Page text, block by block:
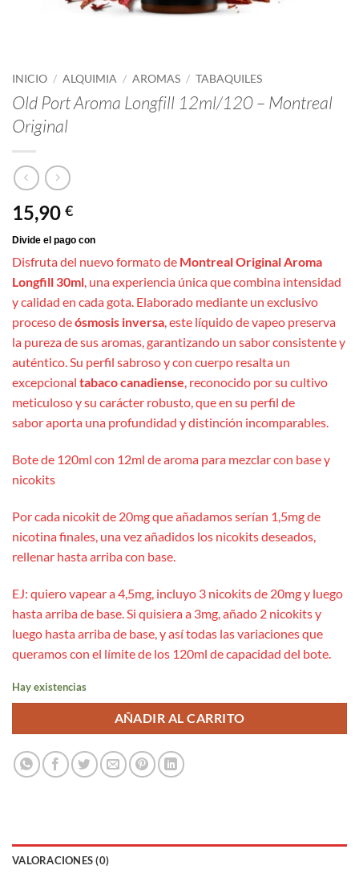
INICIO / ALQUIMIA / AROMAS / TABAQUILES
Old Port Aroma Longfill 12ml/120 – Montreal
Original
15,90 €
Disfruta del nuevo formato de Montreal Original Aroma
Longfill 30ml, una experiencia única que combina intensidad
y calidad en cada gota. Elaborado mediante un exclusivo
proceso deósmosis inversa, este líquido de vapeo preserva
la pureza de sus aromas, garantizando un sabor consistente y
auténtico. Su perfil sabroso y con cuerpo resalta un
excepcional tabaco canadiense, reconocido por su cultivo
meticuloso y su carácter robusto, que en su perfil de
sabor aporta una profundidad y distinción incomparables.
Bote de 120ml con 12ml de aroma para mezclar con base y
nicokits
Por cada nicokit de 20mg que añadamos serían 1,5mg de
nicotina finales, una vez añadidos los nicokits deseados,
rellenar hasta arriba con base.
EJ: quiero vapear a 4,5mg, incluyo 3 nicokits de 20mg y luego
hasta arriba de base. Si quisiera a 3mg, añado 2 nicokits y
luego hasta arriba de base, y así todas las variaciones que
queramos con el límite de los 120ml de capacidad del bote.
Hay existencias
AÑADIR AL CARRITO
VALORACIONES (0)